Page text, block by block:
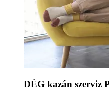
DÉG kazán szerviz